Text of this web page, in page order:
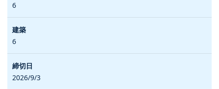
6
6
2026/9/3